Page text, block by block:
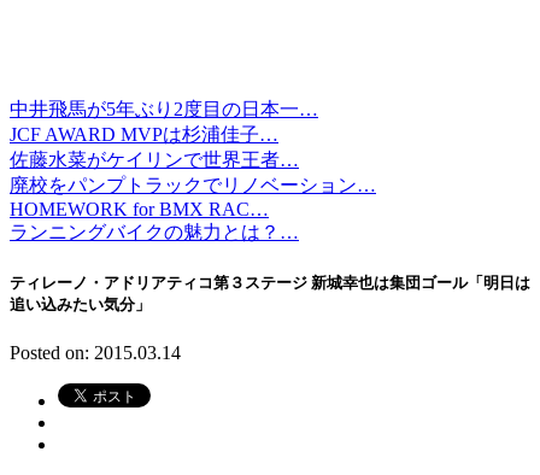
中井飛馬が5年ぶり2度目の日本一…
JCF AWARD MVPは杉浦佳子…
佐藤水菜がケイリンで世界王者…
廃校をパンプトラックでリノベーション…
HOMEWORK for BMX RAC…
ランニングバイクの魅力とは？…
ティレーノ・アドリアティコ第３ステージ 新城幸也は集団ゴール「明日は
追い込みたい気分」
Posted on: 2015.03.14